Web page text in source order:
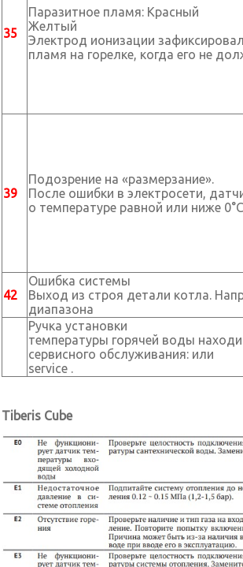
35
Паразитное пламя: Красный
Электрод ионизации зафиксировал
пламя на горелке, когда его не
39
Подозрение на «размерзание».
После ошибки в электросети,
о температуре равной или ниже
42
Ошибка системы
Выход из строя детали котла.
диапазона
Ручка установки
температуры горячей воды
сервисного обслуживания: или
service .
Tiberis Cube